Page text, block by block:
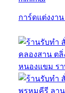
การ์ดแต่งงา